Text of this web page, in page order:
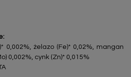
0,002%, żelazo (Fe)* 0,02%, mangan
0,002%, cynk (Zn)* 0,015%